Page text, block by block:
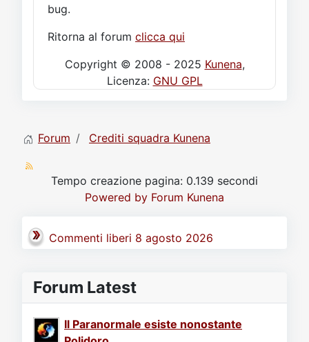
bug.
Ritorna al forum clicca qui
Copyright © 2008 - 2025 Kunena,
Licenza: GNU GPL
Forum Crediti squadra Kunena
Tempo creazione pagina: 0.139 secondi
Powered by Forum Kunena
Commenti liberi 8 agosto 2026
Forum Latest
Il Paranormale esiste nonostante